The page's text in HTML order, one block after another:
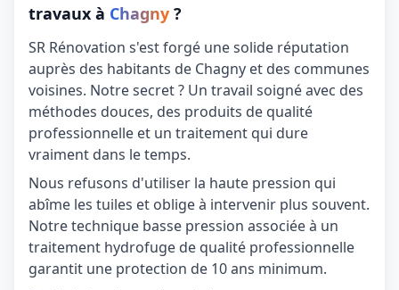
travaux à Chagny ?
SR Rénovation s'est forgé une solide réputation
auprès des habitants de Chagny et des communes
voisines. Notre secret ? Un travail soigné avec des
méthodes douces, des produits de qualité
professionnelle et un traitement qui dure
vraiment dans le temps.
Nous refusons d'utiliser la haute pression qui
abîme les tuiles et oblige à intervenir plus souvent.
Notre technique basse pression associée à un
traitement hydrofuge de qualité professionnelle
garantit une protection de 10 ans minimum.